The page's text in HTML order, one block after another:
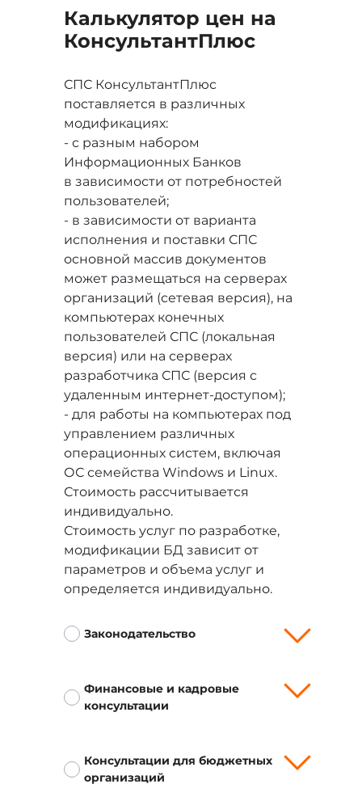
Калькулятор цен на
КонсультантПлюс
СПС КонсультантПлюс
поставляется в различных
модификациях:
- с разным набором
Информационных Банков
в зависимости от потребностей
пользователей;
- в зависимости от варианта
исполнения и поставки СПС
основной массив документов
может размещаться на серверах
организаций (сетевая версия), на
компьютерах конечных
пользователей СПС (локальная
версия) или на серверах
разработчика СПС (версия с
удаленным интернет-доступом);
- для работы на компьютерах под
управлением различных
операционных систем, включая
ОС семейства Windows и Linux.
Стоимость рассчитывается
индивидуально.
Стоимость услуг по разработке,
модификации БД зависит от
параметров и объема услуг и
определяется индивидуально.
Законодательство
Финансовые и кадровые
консультации
Консультации для бюджетных
организаций